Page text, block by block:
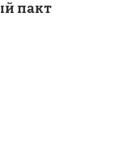
пакт